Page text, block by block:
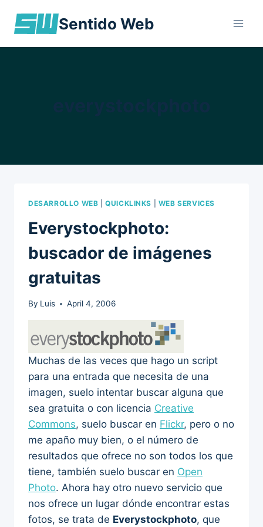
Sentido Web
DESARROLLO WEB |QUICKLINKS WEB SERVICES
Everystockphoto:
buscador de imágenes
gratuitas
By Luis April 4, 2006
Muchas de las veces que hago un script
para una entrada que necesita de una
imagen, suelo intentar buscar alguna que
sea gratuita o con licencia Creative
Commons, suelo buscar en Flickr, pero o no
me apaño muy bien, o el número de
resultados que ofrece no son todos los que
tiene, también suelo buscar en Open
Photo. Ahora hay otro nuevo servicio que
nos ofrece un lugar dónde encontrar estas
fotos, se trata de Everystockphoto, que